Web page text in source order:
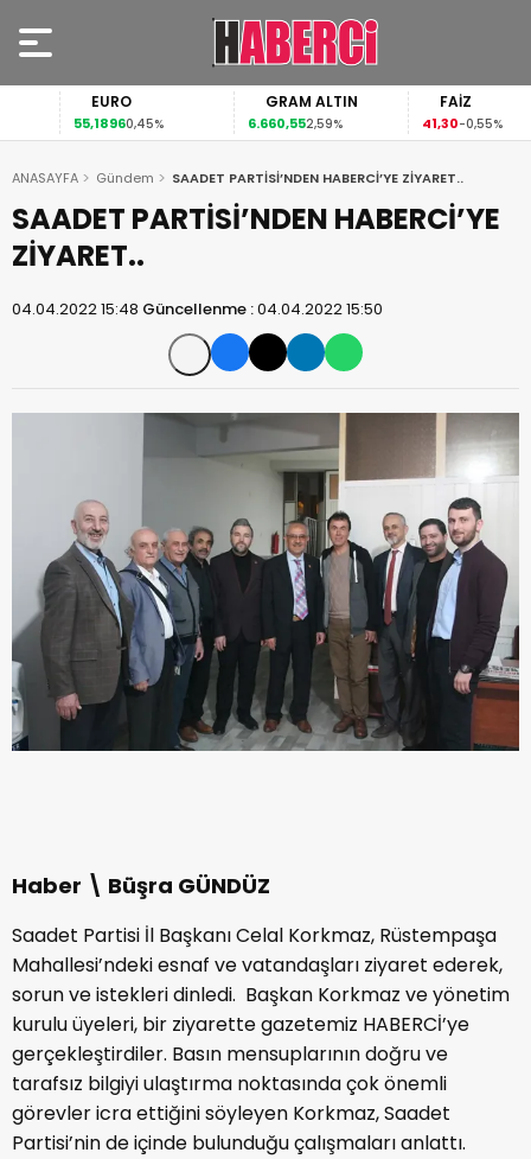
EURO
55,18960,45%
GRAM ALTIN
6.660,552,59%
FAİZ
41,30-0,55%
ANASAYFA Gündem SAADET PARTİSİ’NDEN HABERCİ’YE ZİYARET..
SAADET PARTİSİ’NDEN HABERCİ’YE
ZİYARET..
04.04.2022 15:48 Güncellenme :04.04.2022 15:50
Haber \ Büşra GÜNDÜZ
Saadet Partisi İl Başkanı Celal Korkmaz, Rüstempaşa
Mahallesi’ndeki esnaf ve vatandaşları ziyaret ederek,
sorun ve istekleri dinledi. Başkan Korkmaz ve yönetim
kurulu üyeleri, bir ziyarette gazetemiz HABERCİ’ye
gerçekleştirdiler. Basın mensuplarının doğru ve
tarafsız bilgiyi ulaştırma noktasında çok önemli
görevler icra ettiğini söyleyen Korkmaz, Saadet
Partisi’nin de içinde bulunduğu çalışmaları anlattı.